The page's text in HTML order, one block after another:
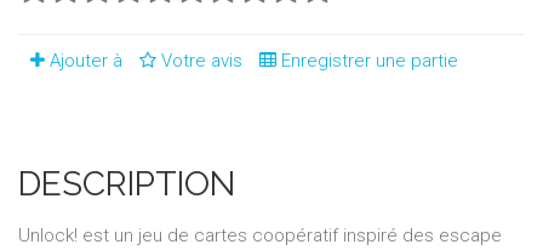
Ajouter à Votre avis Enregistrer une partie
DESCRIPTION
Unlock! est un jeu de cartes coopératif inspiré des escape